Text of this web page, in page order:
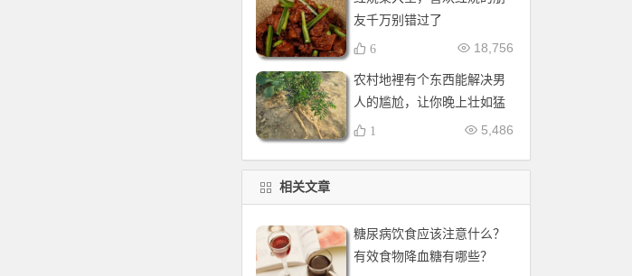
友千万别错过了
18,756
6
农村地裡有个东西能解决男
人的尴尬，让你晚上壮如猛
牛床受不了
5,486
1
相关文章
糖尿病饮食应该注意什么？
有效食物降血糖有哪些？